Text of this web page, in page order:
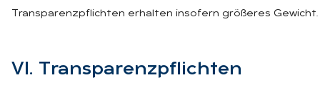
Transparenzpflichten erhalten insofern größeres Gewicht.
VI. Trans­pa­renz­pflich­ten